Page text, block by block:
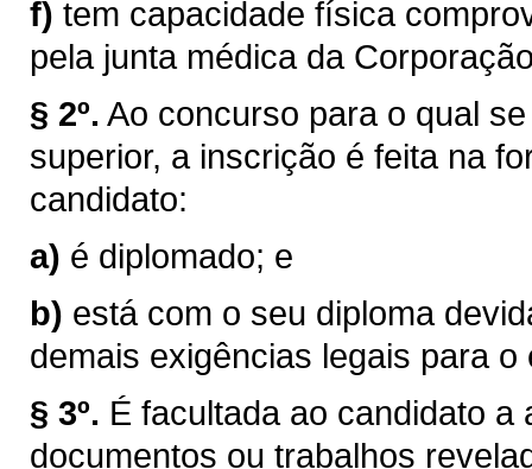
f) tem capacidade física
pela junta médica da
§ 2º. Ao concurso para o qual
superior, a inscrição é feita na
candidato:
a) é diplomado; e
b) está com o seu diploma
demais exigências legais para
§ 3º. É facultada ao candidato
documentos ou trabalhos